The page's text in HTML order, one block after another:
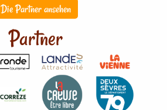
Die Partner ansehen
Partner